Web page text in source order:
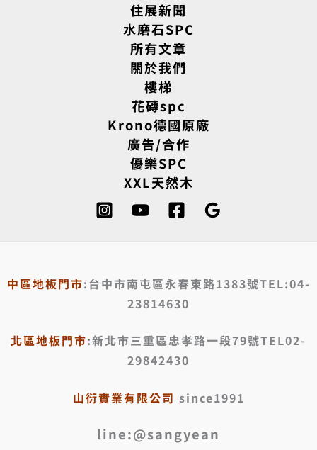
住展新聞
水磨石SPC
所有文章
關於我們
樓梯
花磚spc
Krono德國原廠
廣告/合作
優樂SPC
XXL天然木
中區地板門市:台中市南屯區永春東路1383號TEL:04-
23814630
北區地板門市:新北市三重區忠孝路一段79號TEL02-
29842430
山衍實業有限公司 since1991
line:@sangyean